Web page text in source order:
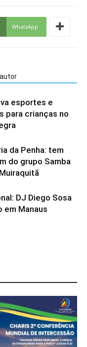
WhatsApp
esportes e
para crianças no
da Penha: tem
do grupo Samba
DJ Diego Sosa
em Manaus